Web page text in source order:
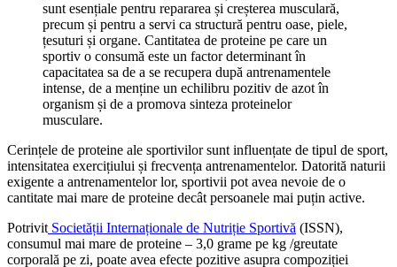
sunt esențiale pentru repararea și creșterea musculară,
precum și pentru a servi ca structură pentru oase, piele,
țesuturi și organe. Cantitatea de proteine pe care un
sportiv o consumă este un factor determinant în
capacitatea sa de a se recupera după antrenamentele
intense, de a menține un echilibru pozitiv de azot în
organism și de a promova sinteza proteinelor
musculare.
Cerințele de proteine ale sportivilor sunt influențate de tipul de sport,
intensitatea exercițiului și frecvența antrenamentelor. Datorită naturii
exigente a antrenamentelor lor, sportivii pot avea nevoie de o
cantitate mai mare de proteine decât persoanele mai puțin active.
Potrivit Societății Internaționale de Nutriție Sportivă (ISSN),
consumul mai mare de proteine – 3,0 grame pe kg /greutate
corporală pe zi, poate avea efecte pozitive asupra compoziției